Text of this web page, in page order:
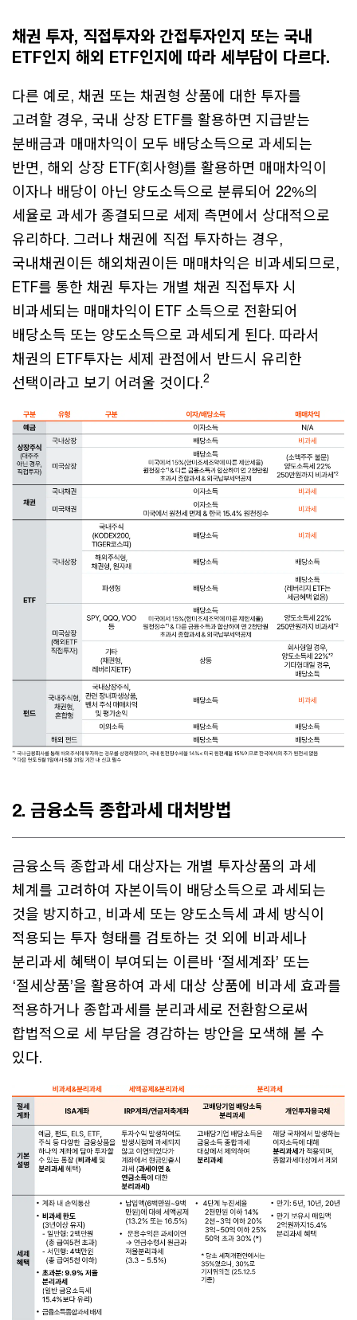
채권 투자, 직접투자와 간접투자인지 또는 국내
ETF인지 해외 ETF인지에 따라 세부담이 다르다.
다른 예로, 채권 또는 채권형 상품에 대한 투자를
고려할 경우, 국내 상장 ETF를 활용하면 지급받는
분배금과 매매차익이 모두 배당소득으로 과세되는
반면, 해외 상장 ETF(회사형)를 활용하면 매매차익이
이자나 배당이 아닌 양도소득으로 분류되어 22%의
세율로 과세가 종결되므로 세제 측면에서 상대적으로
유리하다. 그러나 채권에 직접 투자하는 경우,
국내채권이든 해외채권이든 매매차익은 비과세되므로,
ETF를 통한 채권 투자는 개별 채권 직접투자 시
비과세되는 매매차익이 ETF 소득으로 전환되어
배당소득 또는 양도소득으로 과세되게 된다. 따라서
채권의 ETF투자는 세제 관점에서 반드시 유리한
선택이라고 보기 어려울 것이다.2
2. 금융소득 종합과세 대처방법
금융소득 종합과세 대상자는 개별 투자상품의 과세
체계를 고려하여 자본이득이 배당소득으로 과세되는
것을 방지하고, 비과세 또는 양도소득세 과세 방식이
적용되는 투자 형태를 검토하는 것 외에 비과세나
분리과세 혜택이 부여되는 이른바 ‘절세계좌’ 또는
‘절세상품’을 활용하여 과세 대상 상품에 비과세 효과를
적용하거나 종합과세를 분리과세로 전환함으로써
합법적으로 세 부담을 경감하는 방안을 모색해 볼 수
있다.